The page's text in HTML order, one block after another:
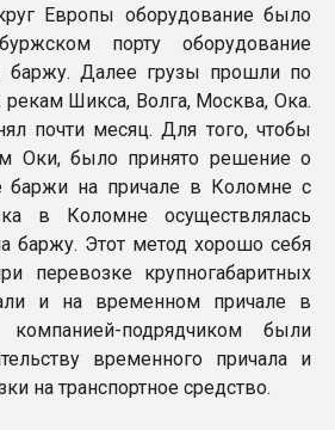
Европы оборудование было
порту оборудование
баржу. Далее грузы прошли по
Шикса, Волга, Москва, Ока.
почти месяц. Для того, чтобы
Оки, было принято решение о
баржи на причале в Коломне с
в Коломне осуществлялась
баржу. Этот метод хорошо себя
перевозке крупногабаритных
и на временном причале в
подрядчиком были
временного причала и
на транспортное средство.